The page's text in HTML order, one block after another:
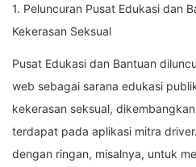
1. Peluncuran Pusat Edukasi dan
Kekerasan Seksual
Pusat Edukasi dan Bantuan
web sebagai sarana edukasi
kekerasan seksual,
terdapat pada aplikasi mitra
dengan ringan, misalnya, untuk